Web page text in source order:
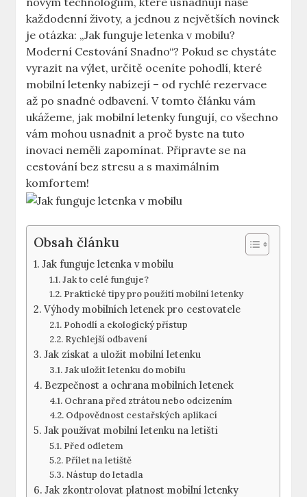
každodenní životy, a jednou z největších novinek
je otázka: „Jak funguje letenka v mobilu?
Moderní Cestování Snadno“? Pokud se chystáte
vyrazit na výlet, určitě oceníte pohodlí, které
mobilní letenky nabízejí – od rychlé rezervace
až po snadné odbavení. V tomto článku vám
ukážeme, jak mobilní letenky fungují, co všechno
vám mohou usnadnit a proč byste na tuto
inovaci neměli zapomínat. Připravte se na
cestování bez stresu a s maximálním
komfortem!
Obsah článku
Jak funguje letenka v mobilu
Jak to celé funguje?
Praktické tipy pro použití mobilní letenky
Výhody mobilních letenek pro cestovatele
Pohodlí a ekologický přístup
Rychlejší odbavení
Jak získat a uložit mobilní letenku
Jak uložit letenku do mobilu
Bezpečnost a ochrana mobilních letenek
Ochrana před ztrátou nebo odcizením
Odpovědnost cestařských aplikací
Jak používat mobilní letenku na letišti
Před odletem
Přílet na letiště
Nástup do letadla
Jak zkontrolovat platnost mobilní letenky